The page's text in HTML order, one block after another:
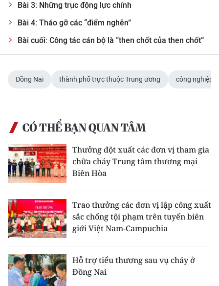
Bài 3: Những trục động lực chính
Bài 4: Tháo gỡ các “điểm nghẽn”
Bài cuối: Công tác cán bộ là “then chốt của then chốt”
Đồng Nai thành phố trực thuộc Trung ương công nghiệp
CÓ THỂ BẠN QUAN TÂM
Thưởng đột xuất các đơn vị tham gia
chữa cháy Trung tâm thương mại
Biên Hòa
Trao thưởng các đơn vị lập công xuất
sắc chống tội phạm trên tuyến biên
giới Việt Nam-Campuchia
Hỗ trợ tiểu thương sau vụ cháy ở
Đồng Nai